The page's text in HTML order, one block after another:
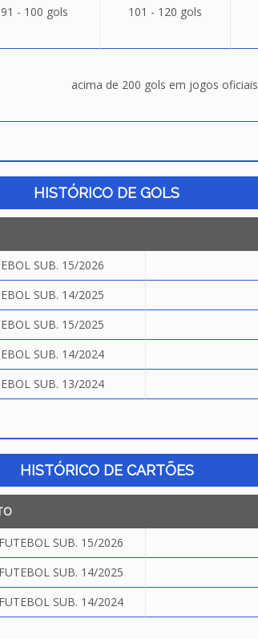
91 - 100 gols 101 - 120 gols
acima de 200 gols em jogos oficiais
HISTÓRICO DE GOLS
SUB. 15/2026
SUB. 14/2025
SUB. 15/2025
SUB. 14/2024
SUB. 13/2024
HISTÓRICO DE CARTÕES
SUB. 15/2026
SUB. 14/2025
SUB. 14/2024